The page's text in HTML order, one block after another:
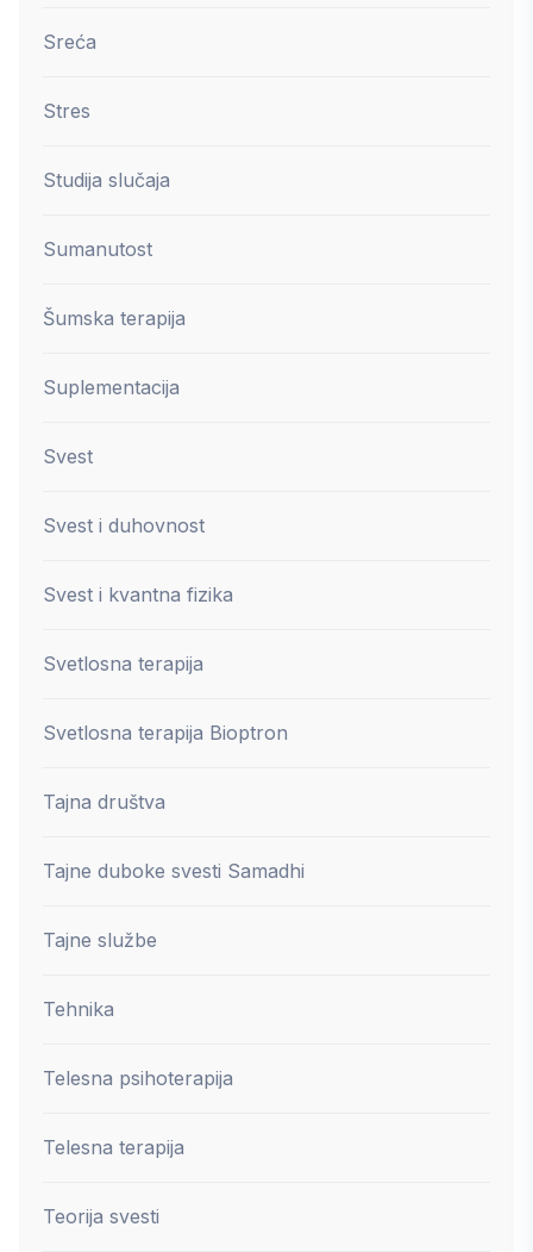
Sreća
Stres
Studija slučaja
Sumanutost
Šumska terapija
Suplementacija
Svest
Svest i duhovnost
Svest i kvantna fizika
Svetlosna terapija
Svetlosna terapija Bioptron
Tajna društva
Tajne duboke svesti Samadhi
Tajne službe
Tehnika
Telesna psihoterapija
Telesna terapija
Teorija svesti